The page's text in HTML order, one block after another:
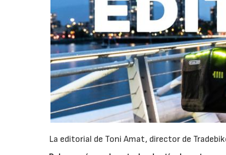
La editorial de Toni Amat, director de